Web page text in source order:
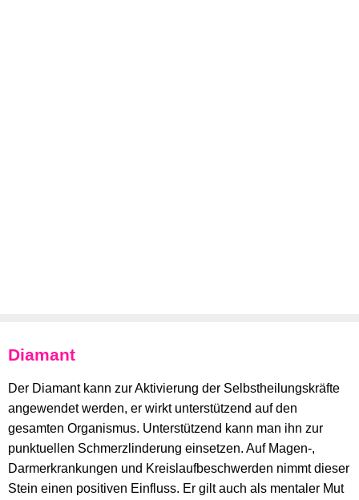
Diamant
Der Diamant kann zur Aktivierung der Selbstheilungskräfte
angewendet werden, er wirkt unterstützend auf den
gesamten Organismus. Unterstützend kann man ihn zur
punktuellen Schmerzlinderung einsetzen. Auf Magen-,
Darmerkrankungen und Kreislaufbeschwerden nimmt dieser
Stein einen positiven Einfluss. Er gilt auch als mentaler Mut